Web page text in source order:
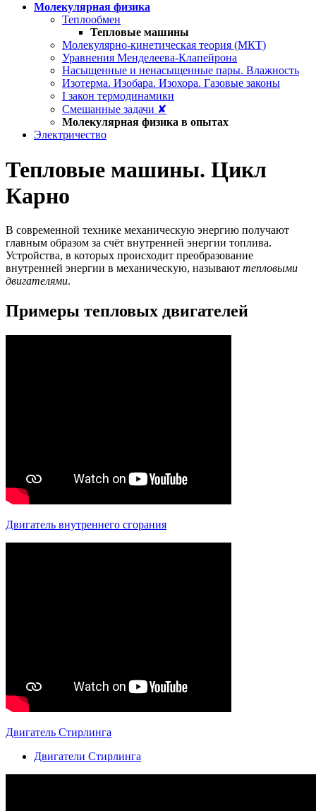
Молекулярная физика
Теплообмен
Тепловые машины
Молекулярно-кинетическая теория (МКТ)
Уравнения Менделеева-Клапейрона
Насыщенные и ненасыщенные пары. Влажность
Изотерма. Изобара. Изохора. Газовые законы
I закон термодинамики
Смешанные задачи ✘
Молекулярная физика в опытах
Электричество
Тепловые машины. Цикл
Карно
В современной технике механическую энергию получают
главным образом за счёт внутренней энергии топлива.
Устройства, в которых происходит преобразование
внутренней энергии в механическую, называют тепловыми
двигателями.
Примеры тепловых двигателей
Двигатель внутреннего сгорания
Двигатель Стирлинга
Двигатели Стирлинга